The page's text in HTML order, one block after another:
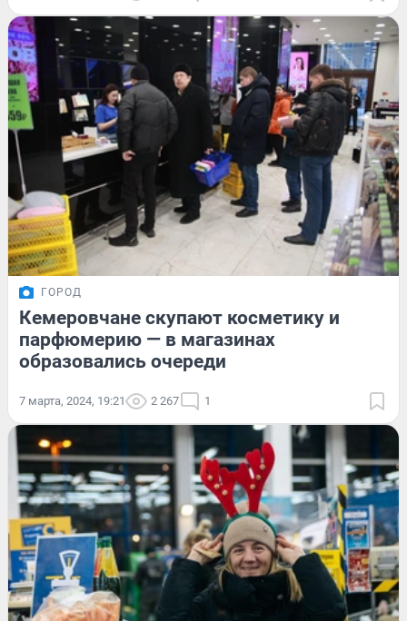
ГОРОД
Кемеровчане скупают косметику и
парфюмерию — в магазинах
образовались очереди
7 марта, 2024, 19:21 2 267 1